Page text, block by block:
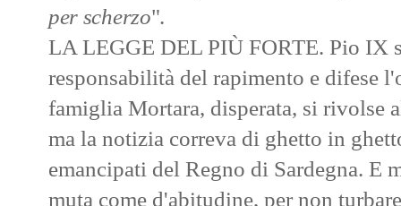
per scherzo".
LA LEGGE DEL PIÙ FORTE. Pio IX
responsabilità del rapimento e difese
famiglia Mortara, disperata, si rivolse
ma la notizia correva di ghetto in
emancipati del Regno di Sardegna. E
muta come d'abitudine, per non